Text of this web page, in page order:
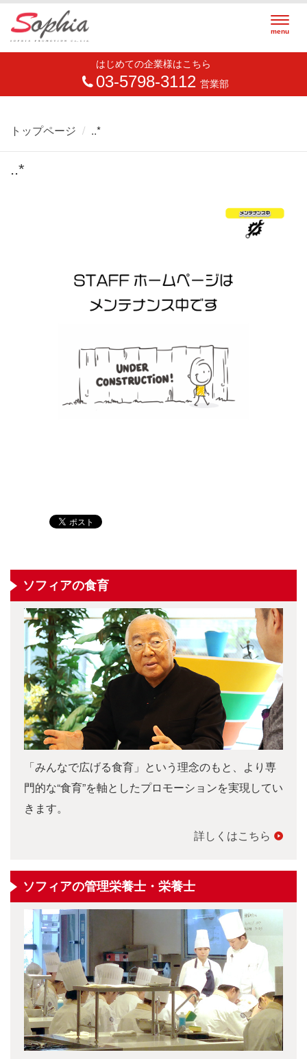
menu
はじめての企業様はこちら
03-5798-3112 営業部
トップページ ..*
..*
ソフィアの食育
「みんなで広げる食育」という理念のもと、より専
門的な“食育”を軸としたプロモーションを実現してい
きます。
詳しくはこちら
ソフィアの管理栄養士・栄養士